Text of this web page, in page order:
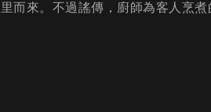
里而來。不過謠傳，廚師為客人烹